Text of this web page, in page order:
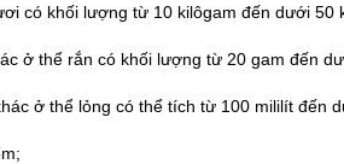
có khối lượng từ 10 kilôgam đến dưới 50
ở thể rắn có khối lượng từ 20 gam đến
ở thể lỏng có thể tích từ 100 mililít đến